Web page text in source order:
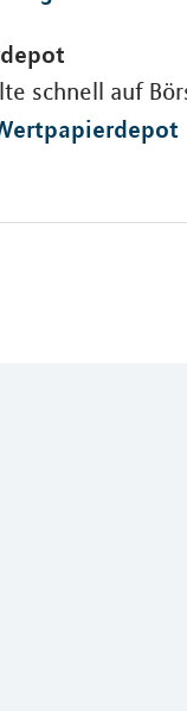
schnell auf